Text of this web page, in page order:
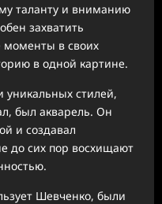
таланту и вниманию
захватить
в своих
в одной картине.
стилей,
был акварель. Он
и создавал
до сих пор восхищают
Шевченко, были